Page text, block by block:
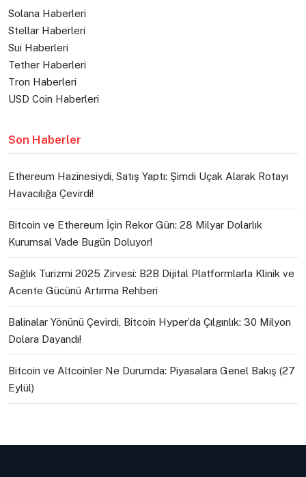
Solana Haberleri
Stellar Haberleri
Sui Haberleri
Tether Haberleri
Tron Haberleri
USD Coin Haberleri
Son Haberler
Ethereum Hazinesiydi, Satış Yaptı: Şimdi Uçak Alarak Rotayı
Havacılığa Çevirdi!
Bitcoin ve Ethereum İçin Rekor Gün: 28 Milyar Dolarlık
Kurumsal Vade Bugün Doluyor!
Sağlık Turizmi 2025 Zirvesi: B2B Dijital Platformlarla Klinik ve
Acente Gücünü Artırma Rehberi
Balinalar Yönünü Çevirdi, Bitcoin Hyper’da Çılgınlık: 30 Milyon
Dolara Dayandı!
Bitcoin ve Altcoinler Ne Durumda: Piyasalara Genel Bakış (27
Eylül)